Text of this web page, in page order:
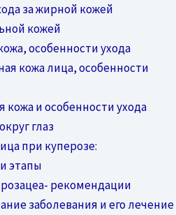
за жирной кожей
кожей
особенности ухода
кожа лица, особенности
кожа и особенности ухода
глаз
при куперозе:
этапы
розацеа- рекомендации
заболевания и его лечение